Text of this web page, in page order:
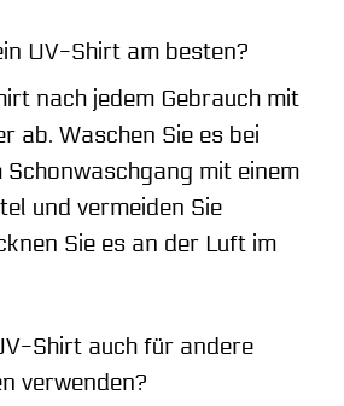
UV-Shirt am besten?
nach jedem Gebrauch mit
ab. Waschen Sie es bei
mit einem
und vermeiden Sie
Sie es an der Luft im
Shirt auch für andere
verwenden?